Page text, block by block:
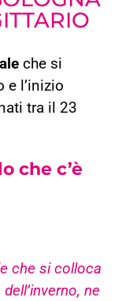
che si
e l’inizio
tra il 23
che c’è
che si colloca
ne